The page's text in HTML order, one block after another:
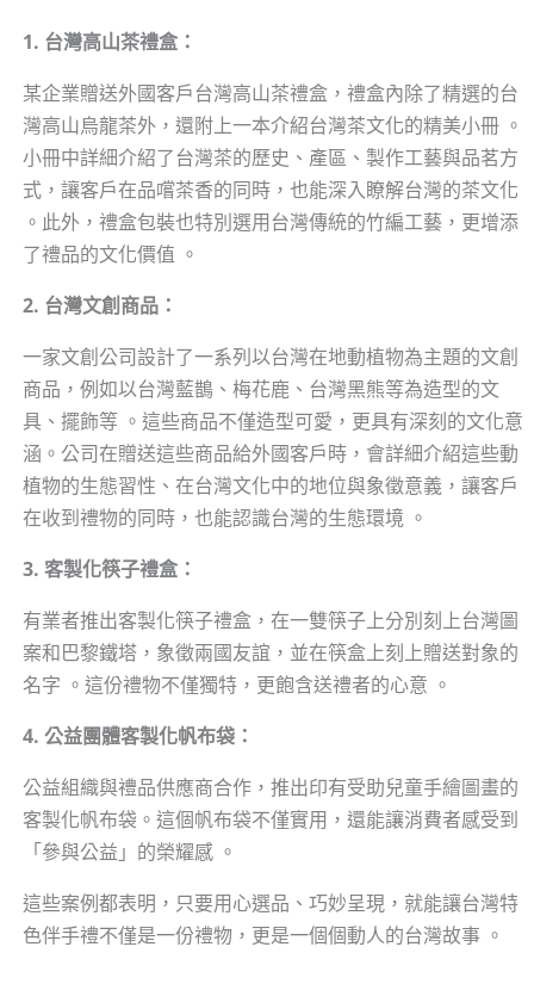
1. 台灣高山茶禮盒：
某企業贈送外國客戶台灣高山茶禮盒，禮盒內除了精選的台
灣高山烏龍茶外，還附上一本介紹台灣茶文化的精美小冊 。
小冊中詳細介紹了台灣茶的歷史、產區、製作工藝與品茗方
式，讓客戶在品嚐茶香的同時，也能深入瞭解台灣的茶文化
。此外，禮盒包裝也特別選用台灣傳統的竹編工藝，更增添
了禮品的文化價值 。
2. 台灣文創商品：
一家文創公司設計了一系列以台灣在地動植物為主題的文創
商品，例如以台灣藍鵲、梅花鹿、台灣黑熊等為造型的文
具、擺飾等 。這些商品不僅造型可愛，更具有深刻的文化意
涵。公司在贈送這些商品給外國客戶時，會詳細介紹這些動
植物的生態習性、在台灣文化中的地位與象徵意義，讓客戶
在收到禮物的同時，也能認識台灣的生態環境 。
3. 客製化筷子禮盒：
有業者推出客製化筷子禮盒，在一雙筷子上分別刻上台灣圖
案和巴黎鐵塔，象徵兩國友誼，並在筷盒上刻上贈送對象的
名字 。這份禮物不僅獨特，更飽含送禮者的心意 。
4. 公益團體客製化帆布袋：
公益組織與禮品供應商合作，推出印有受助兒童手繪圖畫的
客製化帆布袋。這個帆布袋不僅實用，還能讓消費者感受到
「參與公益」的榮耀感 。
這些案例都表明，只要用心選品、巧妙呈現，就能讓台灣特
色伴手禮不僅是一份禮物，更是一個個動人的台灣故事 。